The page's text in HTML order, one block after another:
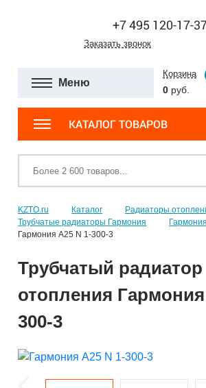
+7 495 120-17-
Заказать звонок
Меню
Корзина
0 руб.
КАТАЛОГ ТОВАРОВ
KZTO.ru Каталог
Радиаторы
Трубчатые радиаторы Гармония
Гармония А25 N 1-300-3
Трубчатый радиатор
отопления
300-3